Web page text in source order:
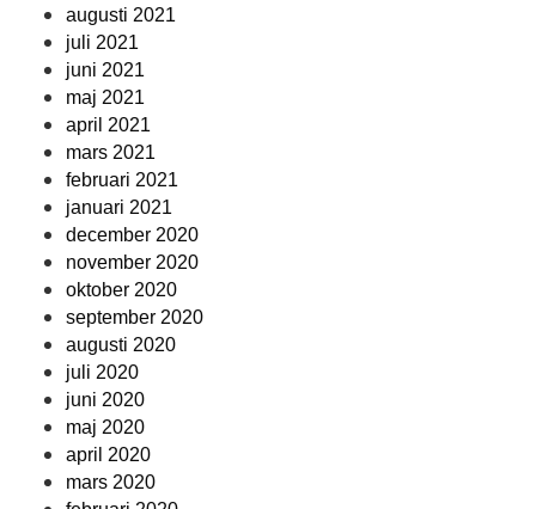
augusti 2021
juli 2021
juni 2021
maj 2021
april 2021
mars 2021
februari 2021
januari 2021
december 2020
november 2020
oktober 2020
september 2020
augusti 2020
juli 2020
juni 2020
maj 2020
april 2020
mars 2020